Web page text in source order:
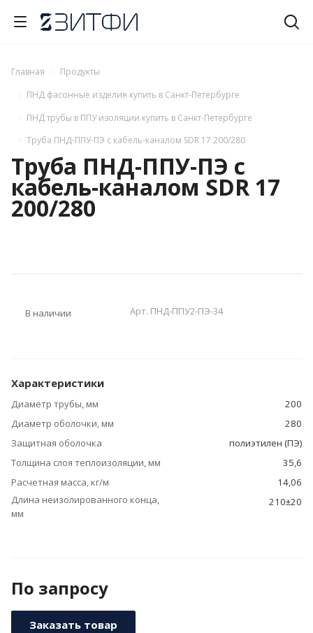
Главная
Продукты
ПНД фасонные изделия купить в Санкт-Петербурге
ПНД трубы в ППУ изоляции купить в Санкт-Петербурге
Труба ПНД-ППУ-ПЭ с кабель-каналом SDR 17 200/280
Труба ПНД-ППУ-ПЭ с
кабель-каналом SDR 17
200/280
В наличии Арт. ПНД-ППУ2-ПЭ-34
Характеристики
Диаметр трубы, мм
200
Диаметр оболочки, мм
280
Защитная оболочка
полиэтилен (ПЭ)
Толщина слоя теплоизоляции, мм
35,6
Расчетная масса, кг/м
14,06
Длина неизолированного конца,
мм
210±20
По запросу
Заказать товар